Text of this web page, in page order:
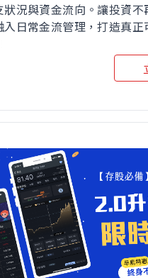
狀況與資金流向。讓投資不
入日常金流管理，打造真正